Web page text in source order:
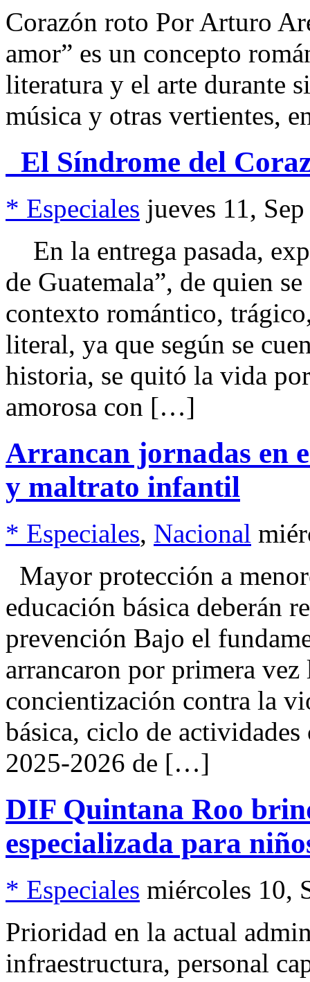
Corazón roto Por Arturo
amor” es un concepto
literatura y el arte durante
música y otras vertientes,
El Síndrome del
* Especiales jueves 11,
En la entrega pasada,
de Guatemala”, de quien
contexto romántico,
literal, ya que según se
historia, se quitó la vida
amorosa con […]
Arrancan jornadas en
y maltrato infantil
* Especiales, Nacional
Mayor protección a
educación básica deberán
prevención Bajo el
arrancaron por primera vez
concientización contra la
básica, ciclo de
2025-2026 de […]
DIF Quintana Roo
especializada para
* Especiales miércoles 10,
Prioridad en la actual
infraestructura, personal